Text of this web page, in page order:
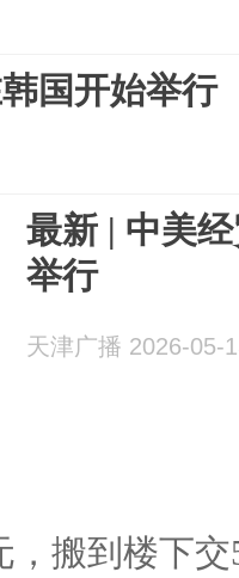
国开始举行
最新 | 中美
举行
天津广播 2026-05-
，搬到楼下